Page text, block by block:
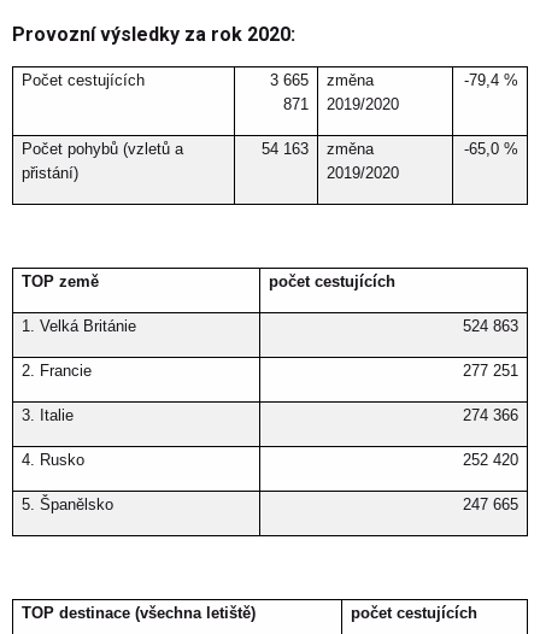
Provozní výsledky za rok 2020:
Počet cestujících
3 665
871
změna
2019/2020
-79,4 %
Počet pohybů (vzletů a
přistání)
54 163
změna
2019/2020
-65,0 %
TOP země počet cestujících
1. Velká Británie 524 863
2. Francie 277 251
3. Italie 274 366
4. Rusko 252 420
5. Španělsko 247 665
TOP destinace (všechna letiště) počet cestujících